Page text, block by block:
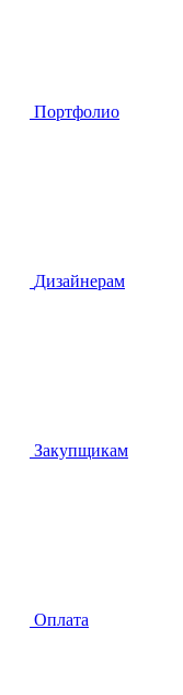
Портфолио
Дизайнерам
Закупщикам
Оплата